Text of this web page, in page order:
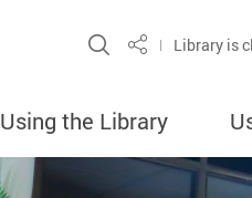
Site Search
ShareLibrary is
Using the Library